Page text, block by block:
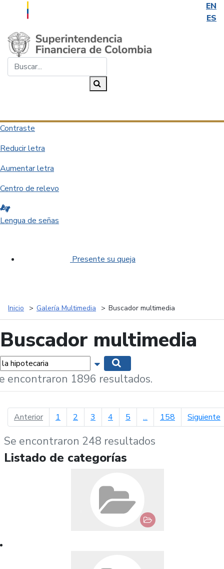
EN
ES
Saltar al contenido principal
Contraste
Reducir letra
Aumentar letra
Centro de relevo
Lengua de señas
Presente su queja
Inicio Galería Multimedia Buscador multimedia
Buscador multimedia
Mostrar opciones de búsqueda
encontraron 1896 resultados.
Anteriorpágina anterior
1 2 3 4 5 ... 158 Siguiente
Se encontraron 248 resultados
Listado de categorías